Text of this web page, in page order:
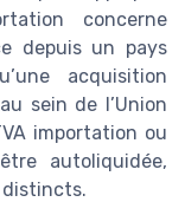
concerne
depuis un pays
acquisition
sein de l’Union
importation ou
autoliquidée,
distincts.